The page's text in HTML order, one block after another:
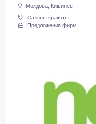
Молдова, Кишинев
Салоны красоты
Предложения фирм